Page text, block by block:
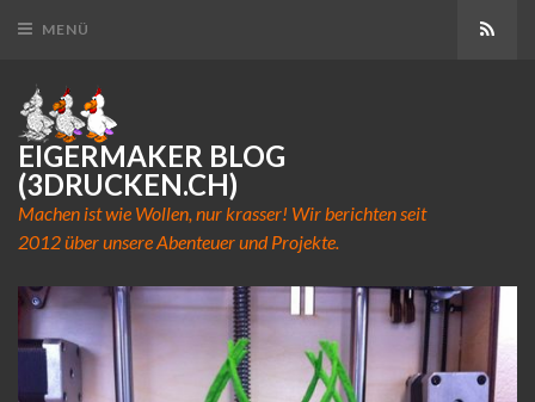
MENÜ
EIGERMAKER BLOG
(3DRUCKEN.CH)
Machen ist wie Wollen, nur krasser! Wir berichten seit
2012 über unsere Abenteuer und Projekte.